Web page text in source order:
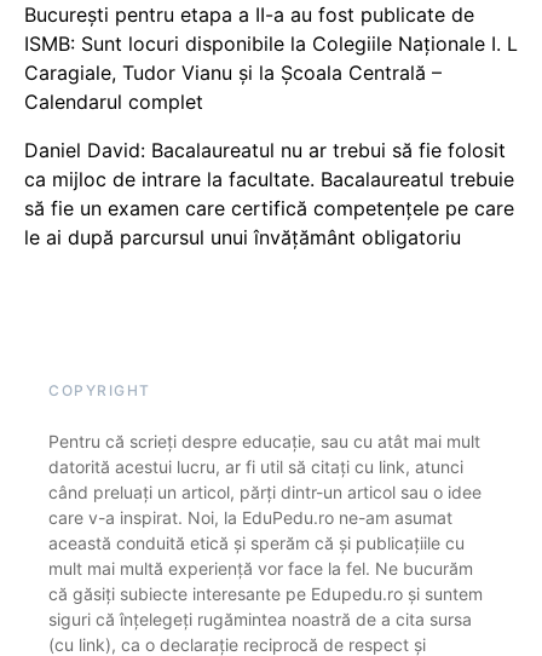
București pentru etapa a II-a au fost publicate de
ISMB: Sunt locuri disponibile la Colegiile Naționale I. L
Caragiale, Tudor Vianu și la Școala Centrală –
Calendarul complet
Daniel David: Bacalaureatul nu ar trebui să fie folosit
ca mijloc de intrare la facultate. Bacalaureatul trebuie
să fie un examen care certifică competențele pe care
le ai după parcursul unui învățământ obligatoriu
COPYRIGHT
Pentru că scrieți despre educație, sau cu atât mai mult
datorită acestui lucru, ar fi util să citați cu link, atunci
când preluați un articol, părți dintr-un articol sau o idee
care v-a inspirat. Noi, la EduPedu.ro ne-am asumat
această conduită etică și sperăm că și publicațiile cu
mult mai multă experiență vor face la fel. Ne bucurăm
că găsiți subiecte interesante pe Edupedu.ro și suntem
siguri că înțelegeți rugămintea noastră de a cita sursa
(cu link), ca o declarație reciprocă de respect și